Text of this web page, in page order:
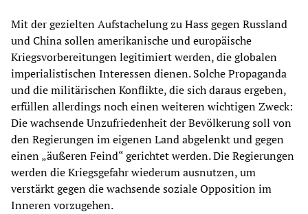
Mit der gezielten Aufstachelung zu Hass gegen Russland
und China sollen amerikanische und europäische
Kriegsvorbereitungen legitimiert werden, die globalen
imperialistischen Interessen dienen. Solche Propaganda
und die militärischen Konflikte, die sich daraus ergeben,
erfüllen allerdings noch einen weiteren wichtigen Zweck:
Die wachsende Unzufriedenheit der Bevölkerung soll von
den Regierungen im eigenen Land abgelenkt und gegen
einen „äußeren Feind“ gerichtet werden. Die Regierungen
werden die Kriegsgefahr wiederum ausnutzen, um
verstärkt gegen die wachsende soziale Opposition im
Inneren vorzugehen.